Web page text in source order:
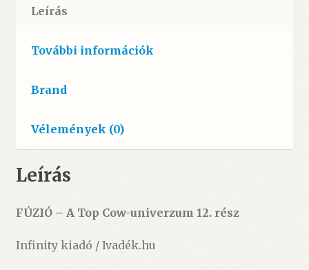
Leírás
További információk
Brand
Vélemények (0)
Leírás
FÚZIÓ – A Top Cow-univerzum 12. rész
Infinity kiadó / Ivadék.hu